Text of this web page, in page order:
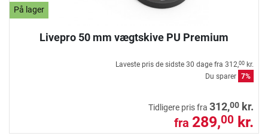
På lager
Livepro 50 mm vægtskive PU Premium
Laveste pris de sidste 30 dage fra 312,00 kr.
Du sparer 7%
Tidligere pris fra 312,00 kr.
fra 289,00 kr.